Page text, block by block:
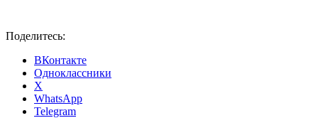
Поделитесь:
ВКонтакте
Одноклассники
X
WhatsApp
Telegram